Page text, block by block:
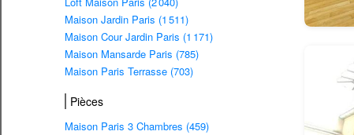
Maison Jardin Paris (1 511)
Maison Cour Jardin Paris (1 171)
Maison Mansarde Paris (785)
Maison Paris Terrasse (703)
Pièces
Maison Paris 3 Chambres (459)